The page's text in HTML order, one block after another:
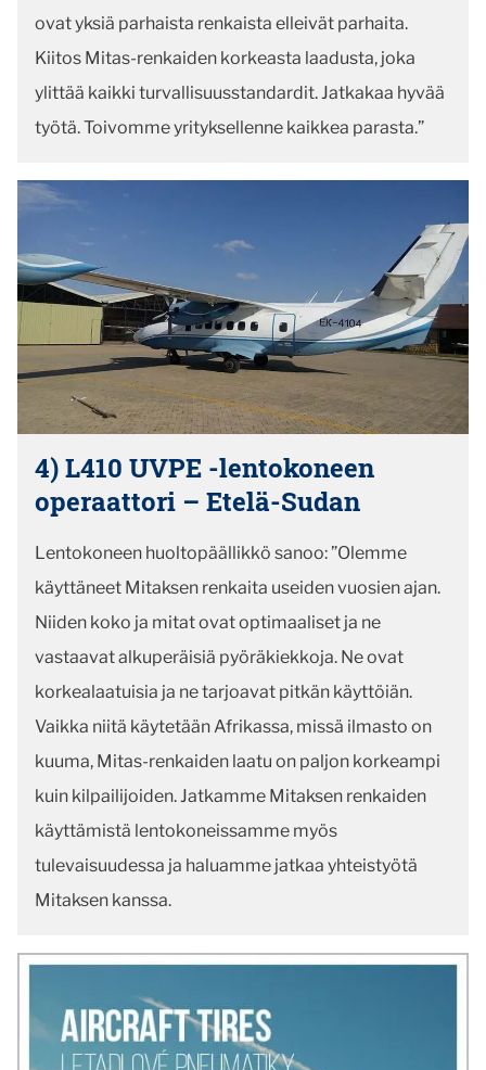
ovat yksiä parhaista renkaista elleivät parhaita.
Kiitos Mitas-renkaiden korkeasta laadusta, joka
ylittää kaikki turvallisuusstandardit. Jatkakaa hyvää
työtä. Toivomme yrityksellenne kaikkea parasta.”
4) L410 UVPE -lentokoneen
operaattori – Etelä-Sudan
Lentokoneen huoltopäällikkö sanoo: ”Olemme
käyttäneet Mitaksen renkaita useiden vuosien ajan.
Niiden koko ja mitat ovat optimaaliset ja ne
vastaavat alkuperäisiä pyöräkiekkoja. Ne ovat
korkealaatuisia ja ne tarjoavat pitkän käyttöiän.
Vaikka niitä käytetään Afrikassa, missä ilmasto on
kuuma, Mitas-renkaiden laatu on paljon korkeampi
kuin kilpailijoiden. Jatkamme Mitaksen renkaiden
käyttämistä lentokoneissamme myös
tulevaisuudessa ja haluamme jatkaa yhteistyötä
Mitaksen kanssa.